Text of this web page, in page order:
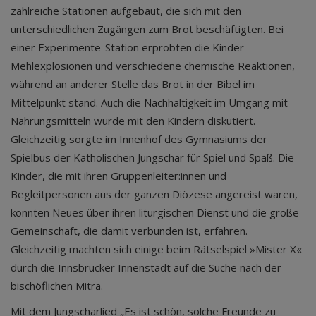
zahlreiche Stationen aufgebaut, die sich mit den
unterschiedlichen Zugängen zum Brot beschäftigten. Bei
einer Experimente-Station erprobten die Kinder
Mehlexplosionen und verschiedene chemische Reaktionen,
während an anderer Stelle das Brot in der Bibel im
Mittelpunkt stand. Auch die Nachhaltigkeit im Umgang mit
Nahrungsmitteln wurde mit den Kindern diskutiert.
Gleichzeitig sorgte im Innenhof des Gymnasiums der
Spielbus der Katholischen Jungschar für Spiel und Spaß. Die
Kinder, die mit ihren Gruppenleiter:innen und
Begleitpersonen aus der ganzen Diözese angereist waren,
konnten Neues über ihren liturgischen Dienst und die große
Gemeinschaft, die damit verbunden ist, erfahren.
Gleichzeitig machten sich einige beim Rätselspiel »Mister X«
durch die Innsbrucker Innenstadt auf die Suche nach der
bischöflichen Mitra.
Mit dem Jungscharlied „Es ist schön, solche Freunde zu